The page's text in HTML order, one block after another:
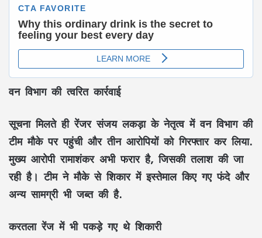
वन विभाग की त्वरित कार्रवाई
सूचना मिलते ही रेंजर संजय लकड़ा के नेतृत्व में वन विभाग की
टीम मौके पर पहुंची और तीन आरोपियों को गिरफ्तार कर लिया.
मुख्य आरोपी रामाशंकर अभी फरार है, जिसकी तलाश की जा
रही है। टीम ने मौके से शिकार में इस्तेमाल किए गए फंदे और
अन्य सामग्री भी जब्त की है.
करतला रेंज में भी पकड़े गए थे शिकारी